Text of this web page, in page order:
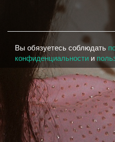
Вы обязуетесь соблюдать
конфиденциальности и